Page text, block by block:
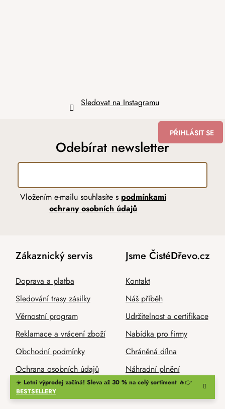
☀️ Letní výprodej začíná! Sleva až 30 % na celý sortiment 🔥👉
BESTSELLERY
Sledovat na Instagramu
Odebírat newsletter
Vložením e-mailu souhlasíte s podmínkami
ochrany osobních údajů
PŘIHLÁSIT SE
Zákaznický servis
Doprava a platba
Sledování trasy zásilky
Věrnostní program
Reklamace a vrácení zboží
Obchodní podmínky
Ochrana osobních údajů
Jsme ČistéDřevo.cz
Kontakt
Náš příběh
Udržitelnost a certifikace
Nabídka pro firmy
Chráněná dílna
Náhradní plnění